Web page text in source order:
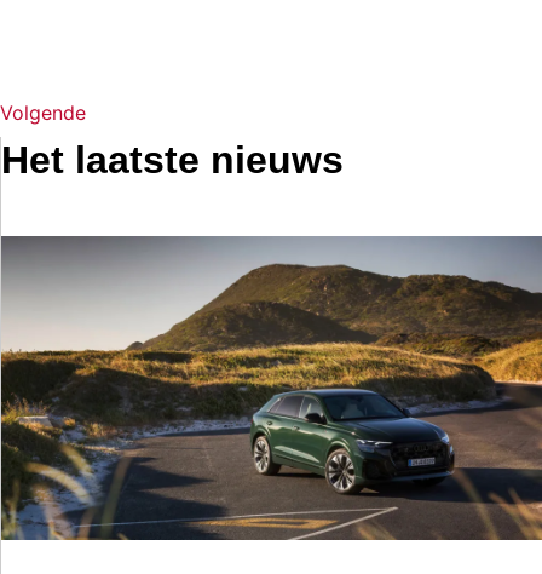
Volgende
Het laatste nieuws